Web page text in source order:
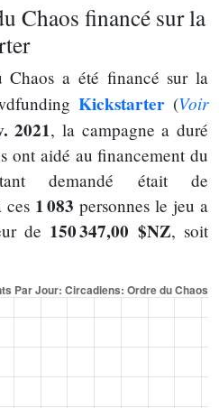
Chaos financé sur la
Chaos a été financé sur la
Kickstarter (Voir
2021, la campagne a duré
ont aidé au financement du
demandé était de
ces 1 083 personnes le jeu a
de 150 347,00 $NZ, soit